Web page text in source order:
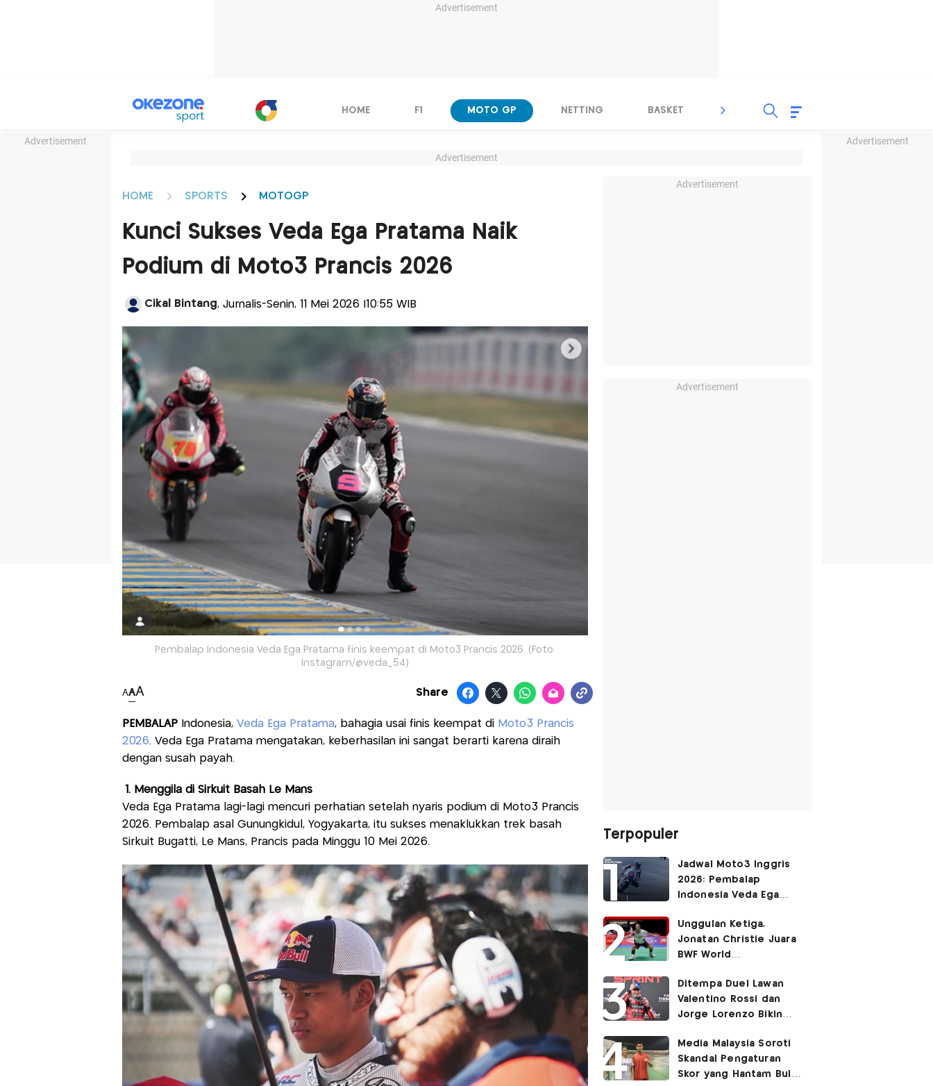
Advertisement
Advertisement Advertisement
HOME F1 MOTO GP NETTING BASKET SPORT LAIN
Advertisement
HOME SPORTS MOTOGP
Kunci Sukses Veda Ega Pratama Naik
Podium di Moto3 Prancis 2026
Cikal Bintang, Jurnalis-Senin, 11 Mei 2026 |10:55 WIB
Pembalap Indonesia Veda Ega Pratama finis keempat di Moto3 Prancis 2026. (Foto:
Instagram/@veda_54)
AAA Share
PEMBALAPIndonesia, Veda Ega Pratama, bahagia usai finis keempat di Moto3 Prancis
2026. Veda Ega Pratama mengatakan, keberhasilan ini sangat berarti karena diraih
dengan susah payah.
1. Menggila di Sirkuit Basah Le Mans
Veda Ega Pratama lagi-lagi mencuri perhatian setelah nyaris podium di Moto3 Prancis
2026. Pembalap asal Gunungkidul, Yogyakarta, itu sukses menaklukkan trek basah
Sirkuit Bugatti, Le Mans, Prancis pada Minggu 10 Mei 2026.
Advertisement
Advertisement
Terpopuler
Jadwal Moto3 Inggris
2026: Pembalap
Indonesia Veda Ega
Unggulan Ketiga,
Jonatan Christie Juara
BWF World
Ditempa Duel Lawan
Valentino Rossi dan
Jorge Lorenzo Bikin
Dikalahkan
Media Malaysia Soroti
Skandal Pengaturan
Skor yang Hantam Bulu